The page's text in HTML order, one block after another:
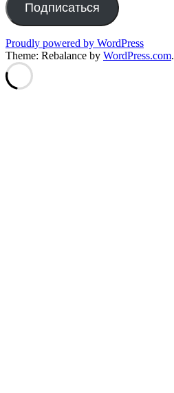
Подписаться
Proudly powered by WordPress
Theme: Rebalance by WordPress.com.